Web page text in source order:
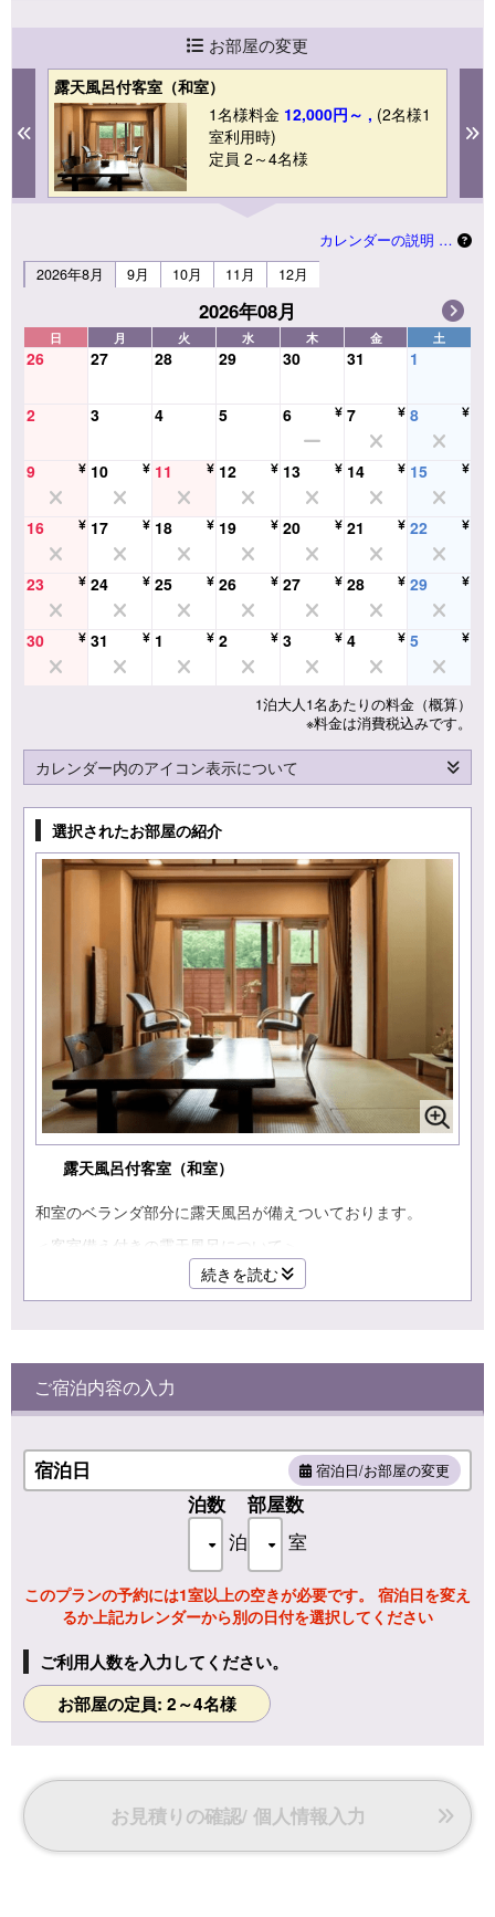
お部屋の変更
Previous
露天風呂付客室（和室）
1名様料金 12,000円～ , (2名様1
室利用時)
定員 2～4名様
カレンダーの説明 …
2026年8月
9月 10月 11月 12月
2026年08月
日 月 火 水 木 金 土
26 27 28 29 30 31 1
2 3 4 5 6 7 8
9 10 11 12 13 14 15
16 17 18 19 20 21 22
23 24 25 26 27 28 29
30 31 1 2 3 4 5
1泊大人1名あたりの料金（概算）
※料金は消費税込みです。
カレンダー内のアイコン表示について
選択されたお部屋の紹介
露天風呂付客室（和室）
和室のベランダ部分に露天風呂が備えついております。
＜客室備え付きの露天風呂について＞
■設置スペースの都合もあり、浴槽は小さめの造りとなって
■広さ：１０畳
■定員：４名
□温水洗浄トイレ
□ドライヤー
□アメニティ(バスタオル/フェイスタオル/浴衣/ハンドソープ/
歯ブラシ/くし・ブラシ/髭剃り/シャワーキャップ)
続きを読む
ご宿泊内容の入力
宿泊日 宿泊日/お部屋の変更
泊数
泊
部屋数
室
このプランの予約には1室以上の空きが必要です。 宿泊日を変え
るか上記カレンダーから別の日付を選択してください
ご利用人数を入力してください。
お部屋の定員: 2～4名様
お見積りの確認/ 個人情報入力